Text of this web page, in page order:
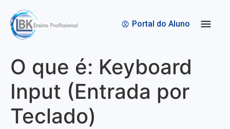
Portal do Aluno
O que é: Keyboard
Input (Entrada por
Teclado)